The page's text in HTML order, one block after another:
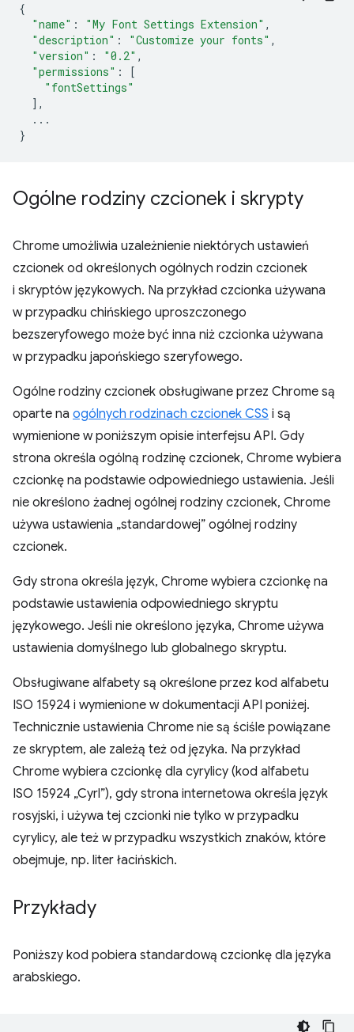
{
"name" : "My Font Settings Extension" ,
"description" : "Customize your fonts" ,
"version" : "0.2" ,
"permissions" :
[
"fontSettings"
],
...
}
Ogólne rodziny czcionek i skrypty
Chrome umożliwia uzależnienie niektórych ustawień
czcionek od określonych ogólnych rodzin czcionek
i skryptów językowych. Na przykład czcionka używana
w przypadku chińskiego uproszczonego
bezszeryfowego może być inna niż czcionka używana
w przypadku japońskiego szeryfowego.
Ogólne rodziny czcionek obsługiwane przez Chrome są
oparte na ogólnych rodzinach czcionek CSS i są
wymienione w poniższym opisie interfejsu API. Gdy
strona określa ogólną rodzinę czcionek, Chrome wybiera
czcionkę na podstawie odpowiedniego ustawienia. Jeśli
nie określono żadnej ogólnej rodziny czcionek, Chrome
używa ustawienia „standardowej” ogólnej rodziny
czcionek.
Gdy strona określa język, Chrome wybiera czcionkę na
podstawie ustawienia odpowiedniego skryptu
językowego. Jeśli nie określono języka, Chrome używa
ustawienia domyślnego lub globalnego skryptu.
Obsługiwane alfabety są określone przez kod alfabetu
ISO 15924 i wymienione w dokumentacji API poniżej.
Technicznie ustawienia Chrome nie są ściśle powiązane
ze skryptem, ale zależą też od języka. Na przykład
Chrome wybiera czcionkę dla cyrylicy (kod alfabetu
ISO 15924 „Cyrl”), gdy strona internetowa określa język
rosyjski, i używa tej czcionki nie tylko w przypadku
cyrylicy, ale też w przypadku wszystkich znaków, które
obejmuje, np. liter łacińskich.
Przykłady
Poniższy kod pobiera standardową czcionkę dla języka
arabskiego.